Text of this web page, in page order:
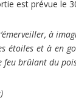
est prévue le
à
étoiles et à en
feu brûlant du